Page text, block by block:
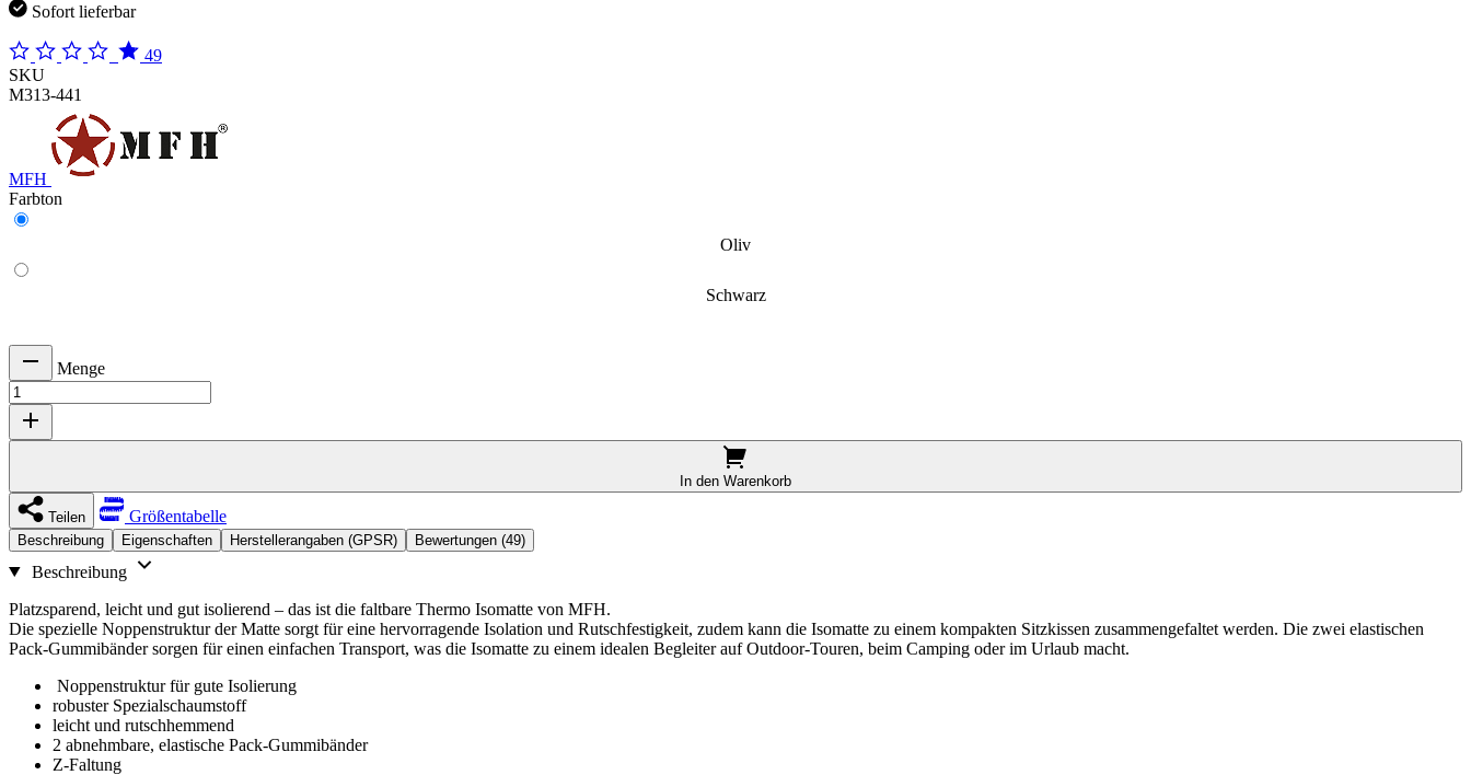
Sofort lieferbar
49
SKU
M313-441
MFH
Farbton
Oliv
Schwarz
Menge
In den Warenkorb
Teilen Größentabelle
Beschreibung Eigenschaften Herstellerangaben (GPSR) Bewertungen (49)
Beschreibung
Platzsparend, leicht und gut isolierend – das ist die faltbare Thermo Isomatte von MFH.
Die spezielle Noppenstruktur der Matte sorgt für eine hervorragende Isolation und Rutschfestigkeit, zudem kann die Isomatte zu einem kompakten Sitzkissen zusammengefaltet werden. Die zwei elastischen
Pack-Gummibänder sorgen für einen einfachen Transport, was die Isomatte zu einem idealen Begleiter auf Outdoor-Touren, beim Camping oder im Urlaub macht.
Noppenstruktur für gute Isolierung
robuster Spezialschaumstoff
leicht und rutschhemmend
2 abnehmbare, elastische Pack-Gummibänder
Z-Faltung